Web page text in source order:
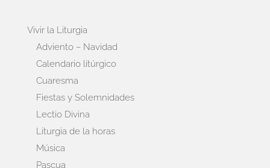
Vivir la Liturgia
Adviento – Navidad
Calendario litúrgico
Cuaresma
Fiestas y Solemnidades
Lectio Divina
Liturgia de la horas
Música
Pascua